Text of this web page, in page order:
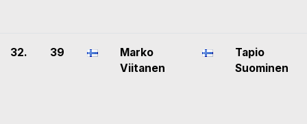
32. 39
Marko
Viitanen
Tapio
Suominen